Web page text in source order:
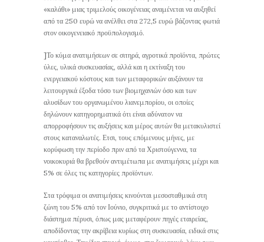
«καλάθι» μιας τριμελούς οικογένειας αναμένεται να αυξηθεί
από τα 250 ευρώ να ανέλθει στα 272,5 ευρώ βάζοντας φωτιά
στον οικογενειακό προϋπολογισμό.
]Το κύμα ανατιμήσεων σε σιτηρά, αγροτικά προϊόντα, πρώτες
ύλες, υλικά συσκευασίας, αλλά και η εκτίναξη του
ενεργειακού κόστους και των μεταφορικών αυξάνουν τα
λειτουργικά έξοδα τόσο των βιομηχανιών όσο και των
αλυσίδων του οργανωμένου λιανεμπορίου, οι οποίες
δηλώνουν κατηγορηματικά ότι είναι αδύνατον να
απορροφήσουν τις αυξήσεις και μέρος αυτών θα μετακυλιστεί
στους καταναλωτές. Ετσι, τους επόμενους μήνες, με
κορύφωση την περίοδο πριν από τα Χριστούγεννα, τα
νοικοκυριά θα βρεθούν αντιμέτωπα με ανατιμήσεις μέχρι και
5% σε όλες τις κατηγορίες προϊόντων.
Στα τρόφιμα οι ανατιμήσεις κινούνται μεσοσταθμικά στη
ζώνη του 5% από τον Ιούνιο, συγκριτικά με το αντίστοιχο
διάστημα πέρυσι, όπως μας μεταφέρουν πηγές εταιρείας,
αποδίδοντας την ακρίβεια κυρίως στη συσκευασία, ειδικά στις